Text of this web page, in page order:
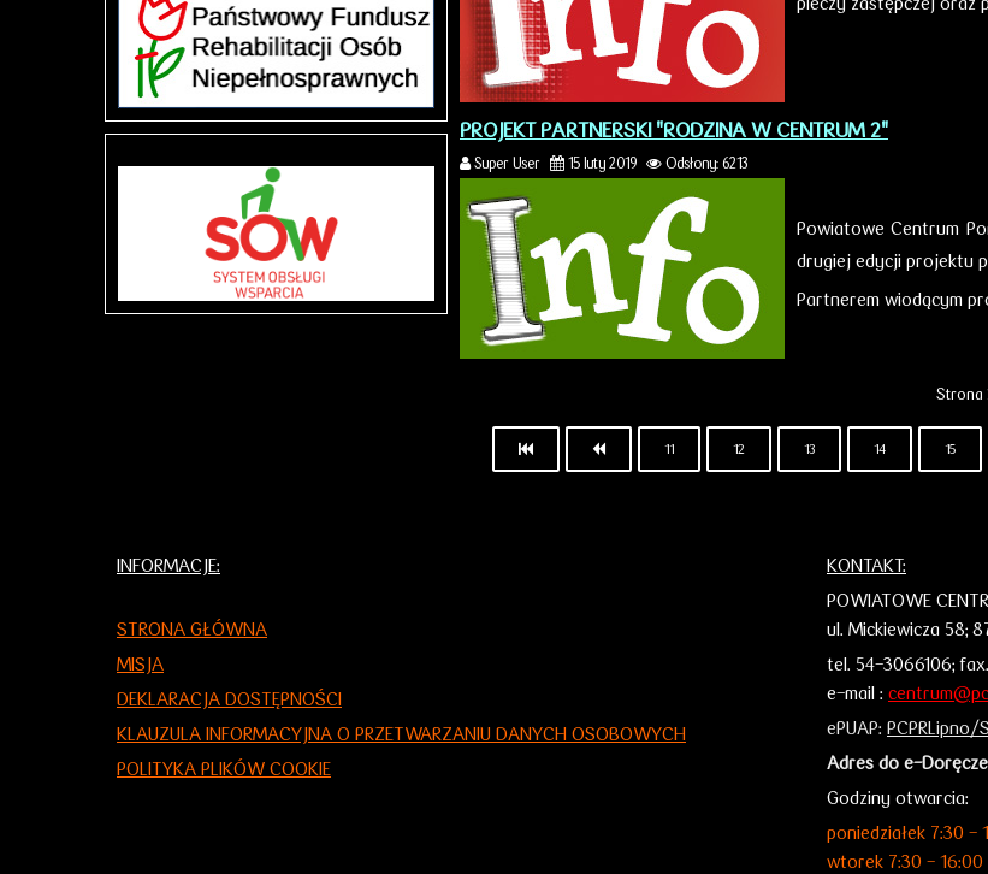
PROJEKT PARTNERSKI "RODZINA W CENTRUM 2"
Super User 15 luty 2019 Odsłony: 6213
Powiatowe Centrum
drugiej edycji projektu
Partnerem wiodącym
Strona
11 12 13 14 15
INFORMACJE:
STRONA GŁÓWNA
MISJA
DEKLARACJA DOSTĘPNOŚCI
KLAUZULA INFORMACYJNA O PRZETWARZANIU DANYCH OSOBOWYCH
POLITYKA PLIKÓW COOKIE
KONTAKT:
POWIATOWE
ul. Mickiewicza 58;
tel. 54-3066106;
e-mail :
ePUAP: PCPRLipno/
Adres do e-
Godziny otwarcia:
poniedziałek 7:30 -
wtorek 7:30 - 16:00